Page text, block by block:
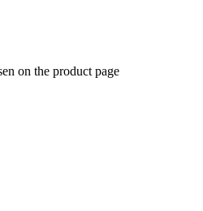
on the product page